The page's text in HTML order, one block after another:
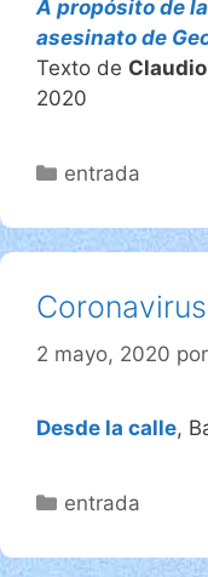
A propósito de
asesinato de
Texto de
2020
Categorías
entrada
2 mayo, 2020 por
Desde la calle,
Categorías
entrada